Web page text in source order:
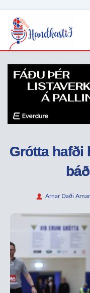
Grótta hafði
Arnar Daði